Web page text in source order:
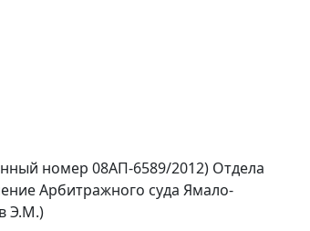
номер 08АП-6589/2012) Отдела
Арбитражного суда Ямало-
Э.М.)